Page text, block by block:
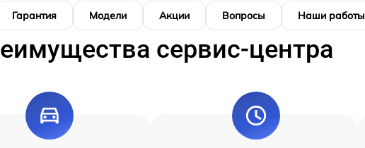
Гарантия Модели Акции Вопросы Наши работы
сервис-центра